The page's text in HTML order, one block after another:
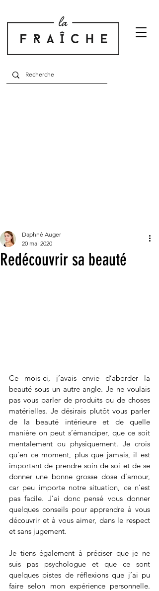
Redécouvrir sa beauté
Daphné Auger
20 mai 2020
Ce mois-ci, j’avais envie d’aborder la
beauté sous un autre angle. Je ne voulais
pas vous parler de produits ou de choses
matérielles. Je désirais plutôt vous parler
de la beauté intérieure et de quelle
manière on peut s’émanciper, que ce soit
mentalement ou physiquement. Je crois
qu’en ce moment, plus que jamais, il est
important de prendre soin de soi et de se
donner une bonne grosse dose d’amour,
car peu importe notre situation, ce n’est
pas facile. J’ai donc pensé vous donner
quelques conseils pour apprendre à vous
découvrir et à vous aimer, dans le respect
et sans jugement.
Je tiens également à préciser que je ne
suis pas psychologue et que ce sont
quelques pistes de réflexions que j’ai pu
faire selon mon expérience personnelle.